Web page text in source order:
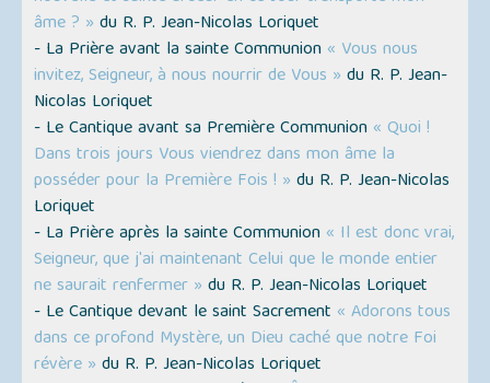
âme ? » du R. P. Jean-Nicolas Loriquet
- La Prière avant la sainte Communion « Vous nous
invitez, Seigneur, à nous nourrir de Vous » du R. P. Jean-
Nicolas Loriquet
- Le Cantique avant sa Première Communion « Quoi !
Dans trois jours Vous viendrez dans mon âme la
posséder pour la Première Fois ! » du R. P. Jean-Nicolas
Loriquet
- La Prière après la sainte Communion « Il est donc vrai,
Seigneur, que j'ai maintenant Celui que le monde entier
ne saurait renfermer » du R. P. Jean-Nicolas Loriquet
- Le Cantique devant le saint Sacrement « Adorons tous
dans ce profond Mystère, un Dieu caché que notre Foi
révère » du R. P. Jean-Nicolas Loriquet